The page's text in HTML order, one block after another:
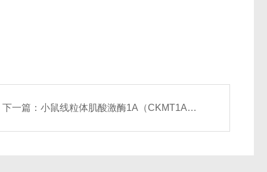
下一篇： 小鼠线粒体肌酸激酶1A（CKMT1A）ELISA试剂盒